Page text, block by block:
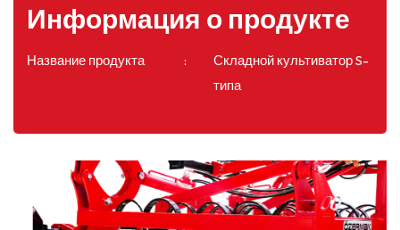
Информация о продукте
Название продукта
Складной культиватор S-
типа